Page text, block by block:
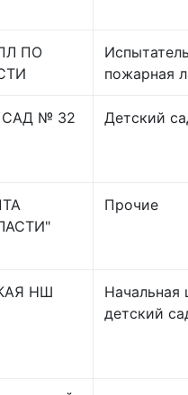
ПО
пожарная
№ 32
Детский
Прочие
НШ
Начальная
детский